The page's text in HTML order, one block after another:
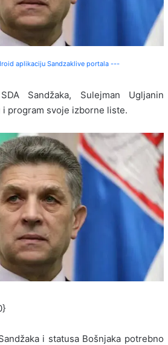
aplikaciju Sandzaklive portala ---
Sandžaka, Sulejman Ugljanin
program svoje izborne liste.
i statusa Bošnjaka potrebno